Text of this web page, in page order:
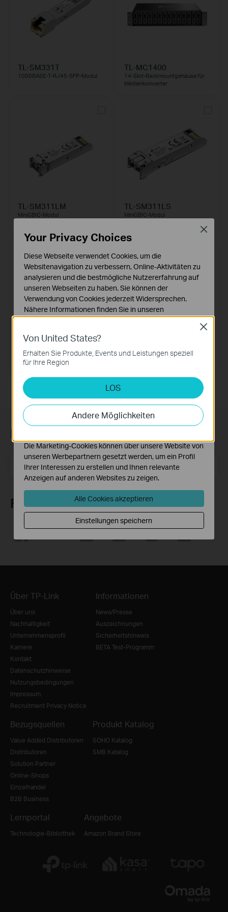
TL-SM331T
1000BASE-T-RJ45-SFP-Modul
TL-MC1400
14-Slot-Rackmountgehäuse für
Medienkonverter
TL-SM311LM
MiniGBIC-Modul
TL-SM311LS
MiniGBIC-Modul
TL-SM321A
Bidirektionales 1000Base-BX-
WDM-SFP-Modul
Bidirektionales 1000Base-BX-
Newsletter abonnieren
E-Mail-Adresse Registrieren
Folge uns
Über TP-Link
Über uns
Nachhaltigkeit
Unternehmensprofil
Karriere
Kontakt
Datenschutzhinweise
Nutzungsbedingungen
Impressum
Recruitment Privacy Notice
Informationen
News/Presse
Auszeichnungen
Sicherheitshinweis
BETA Test-Programm
Bezugsquellen
Value Added Distributoren
Distributoren
Solution Partner
Online-Shops
Einzelhandel
B2B Business
Produkt Katalog
SOHO Katalog
SMB Katalog
Lernportal
Technologie-Bibliothek
Angebote
Amazon Brand Store
Von United States?
Erhalten Sie Produkte, Events und Leistungen speziell
für Ihre Region
LOS
Andere Möglichkeiten
Close
Your Privacy Choices
Diese Webseite verwendet Cookies, um die
Websitenavigation zu verbessern, Online-Aktivitäten zu
analysieren und die bestmögliche Nutzererfahrung auf
unseren Webseiten zu haben. Sie können der
Verwendung von Cookies jederzeit Widersprechen.
Nähere Informationen finden Sie in unseren
Datenschutzhinweisen.
Notwendige Cookies
Diese Cookies sind zur Funktion der Website
erforderlich und können in Ihren Systemen nicht
Analyse- und Marketing-Cookies
Analyse-Cookies ermöglichen es uns, Ihre Aktivitäten
auf unserer Website zu analysieren, um die
Funktionsweise unserer Website zu verbessern und
Die Marketing-Cookies können über unsere Website von
unseren Werbepartnern gesetzt werden, um ein Profil
Ihrer Interessen zu erstellen und Ihnen relevante
Anzeigen auf anderen Websites zu zeigen.
Alle Cookies akzeptieren
Einstellungen speichern
Close